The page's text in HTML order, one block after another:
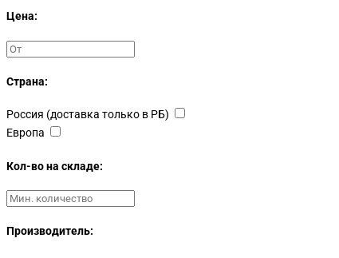
Цена:
Страна:
Россия (доставка только в РБ)
Европа
Кол-во на складе:
Производитель: